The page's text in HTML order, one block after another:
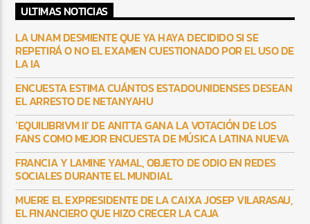
ULTIMAS NOTICIAS
LA UNAM DESMIENTE QUE YA HAYA DECIDIDO SI SE
REPETIRÁ O NO EL EXAMEN CUESTIONADO POR EL USO DE
LA IA
ENCUESTA ESTIMA CUÁNTOS ESTADOUNIDENSES DESEAN
EL ARRESTO DE NETANYAHU
‘EQUILIBRIVM II’ DE ANITTA GANA LA VOTACIÓN DE LOS
FANS COMO MEJOR ENCUESTA DE MÚSICA LATINA NUEVA
FRANCIA Y LAMINE YAMAL, OBJETO DE ODIO EN REDES
SOCIALES DURANTE EL MUNDIAL
MUERE EL EXPRESIDENTE DE LA CAIXA JOSEP VILARASAU,
EL FINANCIERO QUE HIZO CRECER LA CAJA